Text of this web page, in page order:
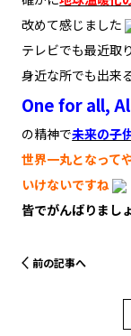
改めて感じました
テレビでも最近取
身近な所でも出来
One for all,
の精神で未来の子
世界一丸となって
いけないですね
皆でがんばりまし
前の記事へ